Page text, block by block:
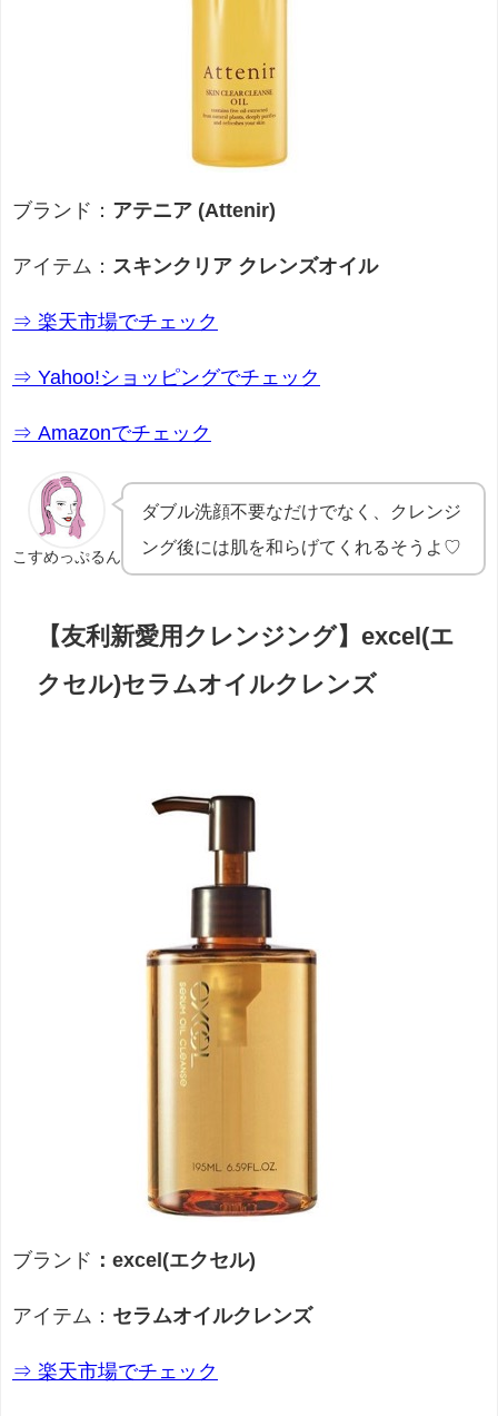
ブランド： アテニア (Attenir)
アイテム： スキンクリア クレンズオイル
⇒ 楽天市場でチェック
⇒ Yahoo!ショッピングでチェック
⇒ Amazonでチェック
こすめっぷるん
ダブル洗顔不要なだけでなく、クレンジ
ング後には肌を和らげてくれるそうよ♡
【友利新愛用クレンジング】excel(エ
クセル)セラムオイルクレンズ
ブランド ：excel(エクセル)
アイテム： セラムオイルクレンズ
⇒ 楽天市場でチェック